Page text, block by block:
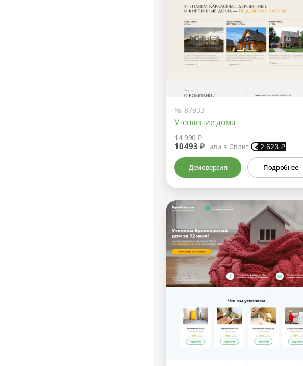
№ 87933
Утепление дома
14 990 ₽
10493 ₽ или в Сплит 2 623₽
Демоверсия Подробнее